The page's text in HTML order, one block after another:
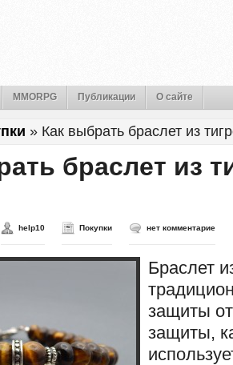
MMORPG Публикации О сайте
» Как выбрать браслет из
браслет из
help10 Покупки нет комментарие
Браслет
защиты
защиты,